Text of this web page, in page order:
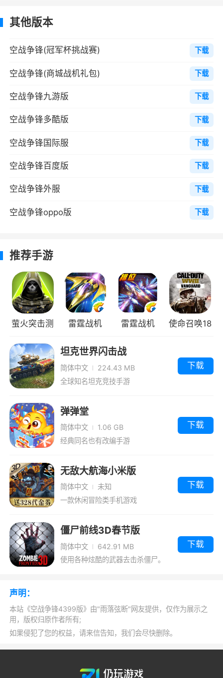
启。
答：实验室功能在玩家等级达到8级时开
启。在实验室中可以制造并安装装备配件。
9、如何开启聊天室功能？
答：分为公众聊天室和战队聊天室。战队​聊
答：2 vs 2在线对战在玩家达到6级时解锁。
答：角色升级需要经验值。经验值可以在升
游戏攻略
1、大战BOSS千百回，游戏为玩家们准备了
超强的boss，设有丰厚的奖励等待你来获取
3、个性装备随处见，游戏中设有多种装备
仇者机炮、火神机炮、大黄蜂导弹等自由搭配
3、游戏为玩家们开放了海岛、峡谷和沙漠
等真实场景，加上多样的动态天气，让玩家们在
空战争锋4399版中感受最真实的对战
4、战队征军，打造全球最强战队，邀请更
多的小伙伴一起加入，组建一个最强的阵容，征
游戏特色
1、画面精美，采用Unity引擎打造海岛、峡
谷和沙漠等真实场景，加上多样的动态天气系
统，再配上导弹机炮的轰鸣声，体验一场真实而
激烈的空中决斗
原真实空战系统
3、选择多种附加装备，强化战士战斗属
性，跨服激战、团队作战，酷炫特效全屏绽放
4、在游戏中玩家会建设一座现代化的空军
其他版本
空战争锋(冠军杯挑战赛) 下载
空战争锋(商城战机礼包) 下载
空战争锋九游版 下载
空战争锋多酷版 下载
空战争锋国际服 下载
空战争锋百度版 下载
空战争锋外服 下载
空战争锋oppo版 下载
推荐手游
萤火突击测
试版
雷霆战机
雷霆战机
使命召唤18
坦克世界闪击战
简体中文
224.43 MB
全球知名坦克竞技手游
下载
弹弹堂
简体中文
1.06 GB
经典同名也有改编手游
下载
无敌大航海小米版
简体中文
未知
一款休闲冒险类手机游戏
下载
僵尸前线3D春节版
简体中文
642.91 MB
使用各种炫酷的武器去击杀僵尸。
下载
声明：
本站《空战争锋4399版》由"雨落弦断"网友提供，仅作为展示之
用，版权归原作者所有;
如果侵犯了您的权益，请来信告知，我们会尽快删除。